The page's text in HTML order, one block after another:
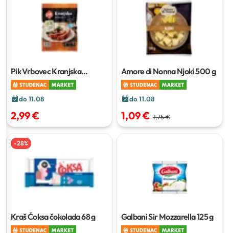
Pik Vrbovec Kranjska
kobasica300 g
do 11.08
2,99 €
Amore di Nonna Njoki500 g
do 11.08
1,09 € 1,75 €
-28%
Kraš Čoksa čokolada68 g Galbani Sir Mozzarella125 g